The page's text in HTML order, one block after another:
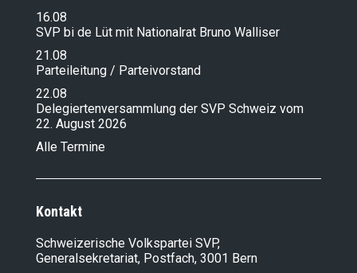
16.08
SVP bi de Lüt mit Nationalrat Bruno Walliser
21.08
Parteileitung / Parteivorstand
22.08
Delegiertenversammlung der SVP Schweiz vom
22. August 2026
Alle Termine
Kontakt
Schweizerische Volkspartei SVP,
Generalsekretariat, Postfach, 3001 Bern